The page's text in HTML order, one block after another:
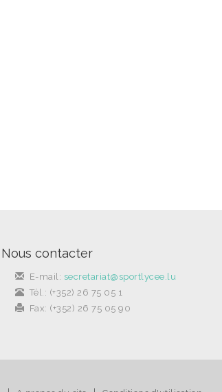
Nous contacter
E-mail: secretariat@sportlycee.lu
Tél.: (+352) 26 75 05 1
Fax: (+352) 26 75 05 90